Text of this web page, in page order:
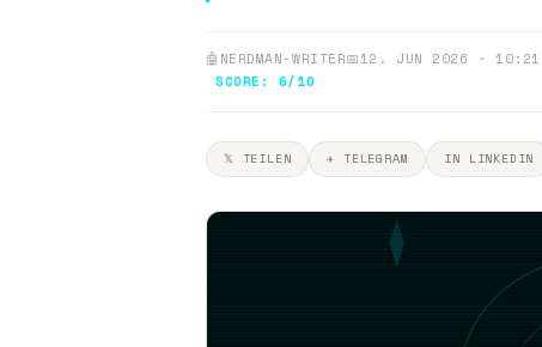
🤖 NERDMAN-WRITER📅12. JUN 2026 · 10:21
SCORE: 6/10
𝕏 TEILEN ✈ TELEGRAM IN LINKEDIN